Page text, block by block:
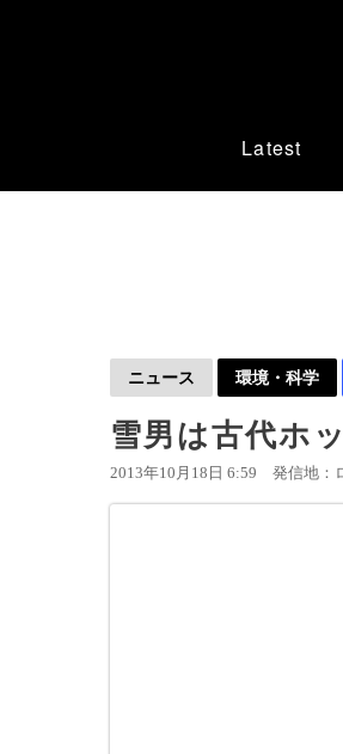
Latest
ニュース 環境・科学
雪男は古代ホ
2013年10月18日 6:59 発信地：